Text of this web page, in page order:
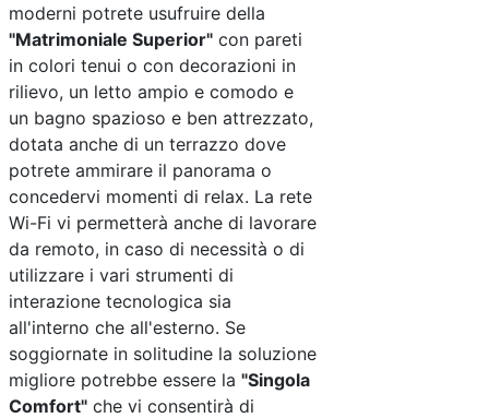
moderni potrete usufruire della
"Matrimoniale Superior" con pareti
in colori tenui o con decorazioni in
rilievo, un letto ampio e comodo e
un bagno spazioso e ben attrezzato,
dotata anche di un terrazzo dove
potrete ammirare il panorama o
concedervi momenti di relax. La rete
Wi-Fi vi permetterà anche di lavorare
da remoto, in caso di necessità o di
utilizzare i vari strumenti di
interazione tecnologica sia
all'interno che all'esterno. Se
soggiornate in solitudine la soluzione
migliore potrebbe essere la "Singola
Comfort" che vi consentirà di